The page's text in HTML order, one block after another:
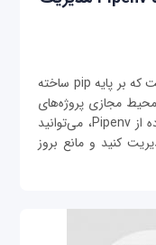
Pipenv یک ابزار مدیریت بسته پایتون است که بر پایه pip ساخته
مجازی پروژه‌های
پایتون مورد استفاده قرار می‌گیرد. با استفاده از Pipenv، می‌توانید
کنید و مانع بروز